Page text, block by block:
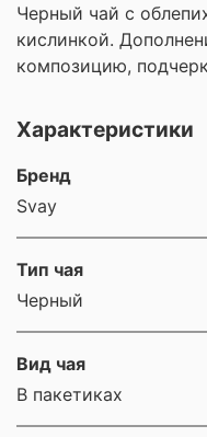
Черный чай с
кислинкой.
композицию,
Характеристики
Бренд
Svay
Тип чая
Черный
Вид чая
В пакетиках